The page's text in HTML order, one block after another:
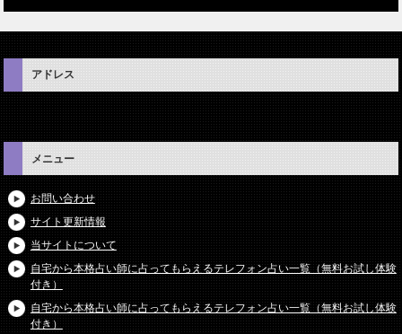
アドレス
メニュー
お問い合わせ
サイト更新情報
当サイトについて
自宅から本格占い師に占ってもらえるテレフォン占い一覧（無料お試し体験
付き）
自宅から本格占い師に占ってもらえるテレフォン占い一覧（無料お試し体験
付き）